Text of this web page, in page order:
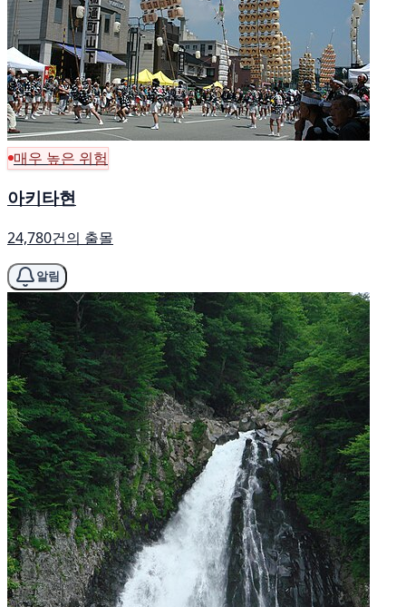
매우 높은 위험
아키타현
24,780건의 출몰
알림